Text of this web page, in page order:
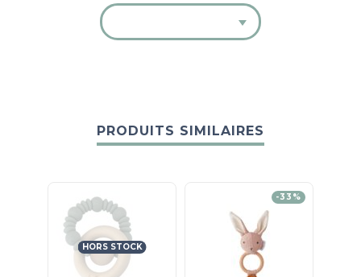
PRODUITS SIMILAIRES
HORS STOCK
-33%